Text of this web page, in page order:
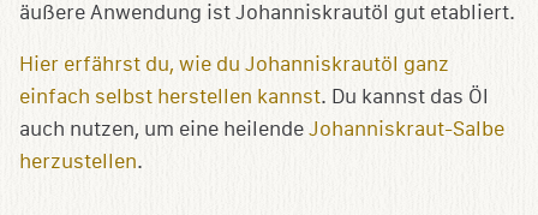
äußere Anwendung ist Johanniskrautöl gut etabliert.
Hier erfährst du, wie du Johanniskrautöl ganz
einfach selbst herstellen kannst. Du kannst das Öl
auch nutzen, um eine heilende Johanniskraut-Salbe
herzustellen.